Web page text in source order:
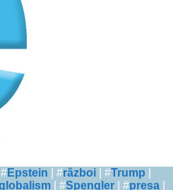
#Epstein | #război | #Trump
| #Spengler | #presa